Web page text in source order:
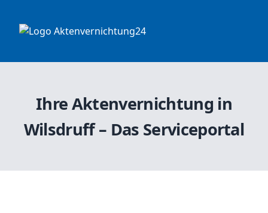
Ihre Aktenvernichtung in
Wilsdruff – Das Serviceportal